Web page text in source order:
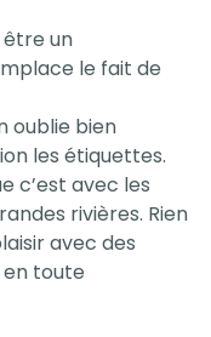
être un
le fait de
oublie bien
les étiquettes.
c’est avec les
rivières. Rien
avec des
en toute